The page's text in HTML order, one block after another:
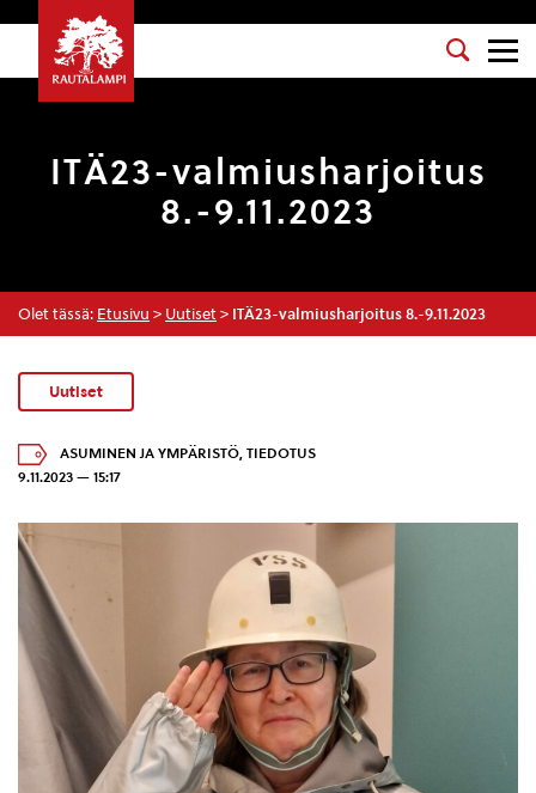
ITÄ23-valmiusharjoitus
8.-9.11.2023
Olet tässä: Etusivu > Uutiset > ITÄ23-valmiusharjoitus 8.-9.11.2023
Uutiset
ASUMINEN JA YMPÄRISTÖ, TIEDOTUS
9.11.2023 — 15:17